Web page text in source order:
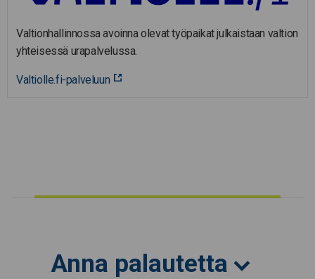
Valtionhallinnossa avoinna olevat työpaikat julkaistaan valtion
yhteisessä urapalvelussa.
Valtiolle.fi-palveluun
Anna palautetta